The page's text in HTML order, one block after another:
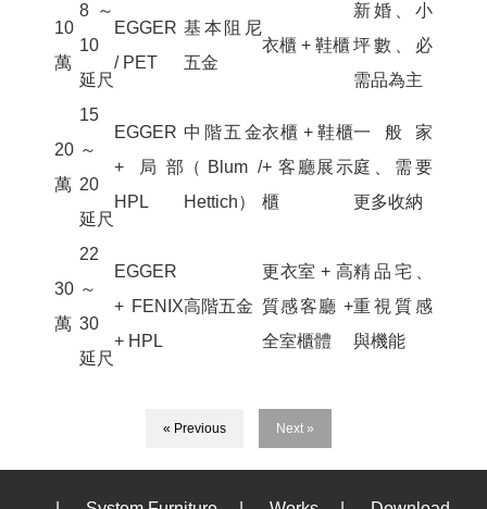
10
萬
8～
10
延尺
EGGER
/ PET
基本阻尼
五金
衣櫃 + 鞋櫃
新婚、小
坪數、必
需品為主
20
萬
15
～
20
延尺
EGGER
+ 局部
HPL
中階五金
（Blum /
Hettich）
衣櫃 + 鞋櫃
+ 客廳展示
櫃
一般家
庭、需要
更多收納
30
萬
22
～
30
延尺
EGGER
+ FENIX
+ HPL
高階五金
更衣室 + 高
質感客廳 +
全室櫃體
精品宅、
重視質感
與機能
« Previous Next »